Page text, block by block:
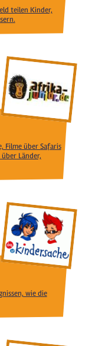
teilen Kinder,
über Safaris
Länder,
wie die